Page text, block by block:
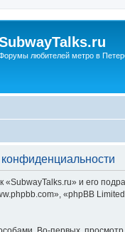
любителей метро в
«SubwayTalks.ru» и его
«phpBB